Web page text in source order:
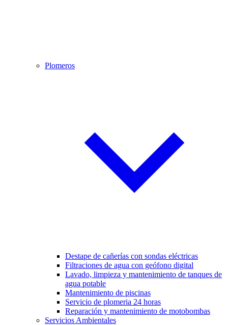
Plomeros
Destape de cañerías con sondas eléctricas
Filtraciones de agua con geófono digital
Lavado, limpieza y mantenimiento de tanques de
agua potable
Mantenimiento de piscinas
Servicio de plomeria 24 horas
Reparación y mantenimiento de motobombas
Servicios Ambientales